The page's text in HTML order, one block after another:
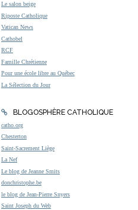
Le salon beige
Riposte Catholique
Vatican News
Cathobel
RCF
Famille Chrétienne
Pour une école libre au Québec
La Sélection du Jour
BLOGOSPHÈRE CATHOLIQUE
catho.org
Chesterton
Saint-Sacrement Liège
La Nef
Le blog de Jeanne Smits
donchristophe.be
le blog de Jean-Pierre Snyers
Saint Joseph du Web